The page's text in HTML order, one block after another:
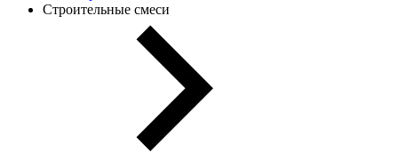
Строительные смеси